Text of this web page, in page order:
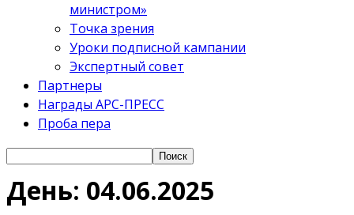
министром»
Точка зрения
Уроки подписной кампании
Экспертный совет
Партнеры
Награды АРС-ПРЕСС
Проба пера
День: 04.06.2025